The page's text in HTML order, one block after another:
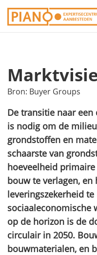
Overslaan
en
gaan
Bron: Buyer Groups
De transitie naar
is nodig om de
grondstoffen en
schaarste van
hoeveelheid
bouw te verlagen, en
leveringszekerheid
sociaaleconomische
op de horizon is de
circulair in 2050.
bouwmaterialen, en